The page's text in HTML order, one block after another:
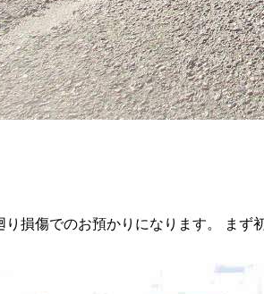
り損傷でのお預かりになります。 ま